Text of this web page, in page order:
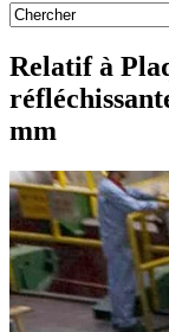
Relatif à
mm